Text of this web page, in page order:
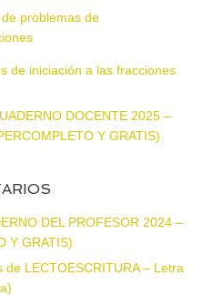
problemas de
de iniciación a las fracciones
DOCENTE 2025 –
Y GRATIS)
DEL PROFESOR 2024 –
Y GRATIS)
de LECTOESCRITURA – Letra